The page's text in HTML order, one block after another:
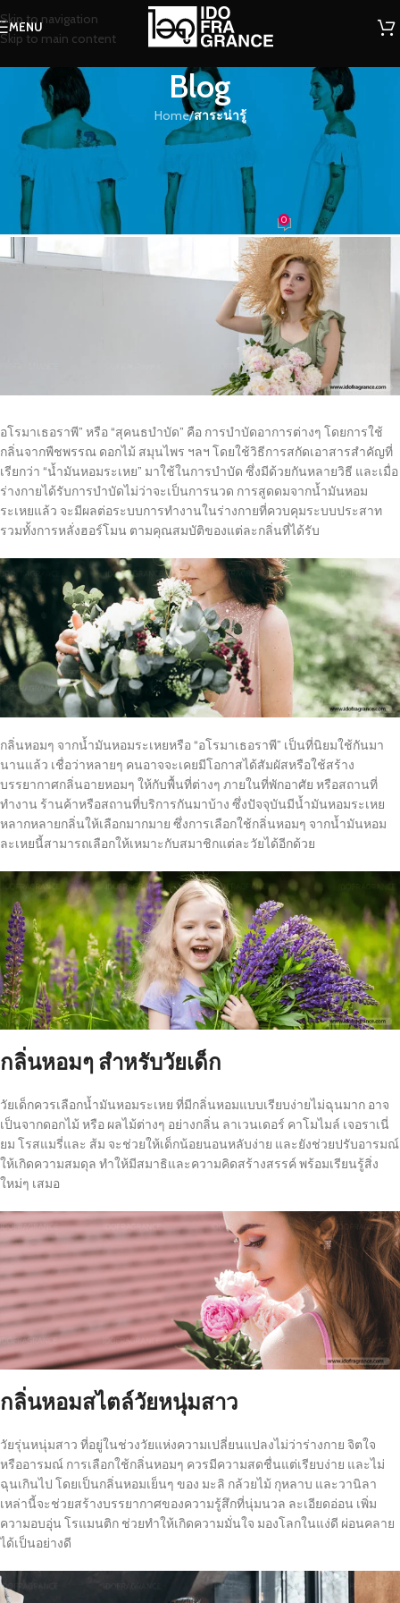
Skip to navigation
Skip to main content
MENU
Blog
Home/สาระน่ารู้
สาระน่ารู้
กลิ่นอายหอมๆ แบบไหนที่เหมาะกับวัย
ของคุณ??
น้องน้ำหอม On 06/05/2018 0
อโรมาเธอราพี” หรือ “สุคนธบำบัด” คือ การบำบัดอาการต่างๆ โดยการใช้
กลิ่นจากพืชพรรณ ดอกไม้ สมุนไพร ฯลฯ โดยใช้วิธีการสกัดเอาสารสำคัญที่
เรียกว่า “น้ำมันหอมระเหย” มาใช้ในการบำบัด ซึ่งมีด้วยกันหลายวิธี และเมื่อ
ร่างกายได้รับการบำบัดไม่ว่าจะเป็นการนวด การสูดดมจากน้ำมันหอม
ระเหยแล้ว จะมีผลต่อระบบการทำงานในร่างกายที่ควบคุมระบบประสาท
รวมทั้งการหลั่งฮอร์โมน ตามคุณสมบัติของแต่ละกลิ่นที่ได้รับ
กลิ่นหอมๆ จากน้ำมันหอมระเหยหรือ “อโรมาเธอราพี” เป็นที่นิยมใช้กันมา
นานแล้ว เชื่อว่าหลายๆ คนอาจจะเคยมีโอกาสได้สัมผัสหรือใช้สร้าง
บรรยากาศกลิ่นอายหอมๆ ให้กับพื้นที่ต่างๆ ภายในที่พักอาศัย หรือสถานที่
ทำงาน ร้านค้าหรือสถานที่บริการกันมาบ้าง ซึ่งปัจจุบันมีน้ำมันหอมระเหย
หลากหลายกลิ่นให้เลือกมากมาย ซึ่งการเลือกใช้กลิ่นหอมๆ จากน้ำมันหอม
ละเหยนี้สามารถเลือกให้เหมาะกับสมาชิกแต่ละวัยได้อีกด้วย
กลิ่นหอมๆ สำหรับวัยเด็ก
วัยเด็กควรเลือกน้ำมันหอมระเหย ที่มีกลิ่นหอมแบบเรียบง่ายไม่ฉุนมาก อาจ
เป็นจากดอกไม้ หรือ ผลไม้ต่างๆ อย่างกลิ่น ลาเวนเดอร์ คาโมไมล์ เจอราเนี่
ยม โรสแมรี่และ ส้ม จะช่วยให้เด็กน้อยนอนหลับง่าย และยังช่วยปรับอารมณ์
ให้เกิดความสมดุล ทำให้มีสมาธิและความคิดสร้างสรรค์ พร้อมเรียนรู้สิ่ง
ใหม่ๆ เสมอ
กลิ่นหอมสไตล์วัยหนุ่มสาว
วัยรุ่นหนุ่มสาว ที่อยู่ในช่วงวัยแห่งความเปลี่ยนแปลงไม่ว่าร่างกาย จิตใจ
หรืออารมณ์ การเลือกใช้กลิ่นหอมๆ ควรมีความสดชื่นแต่เรียบง่าย และไม่
ฉุนเกินไป โดยเป็นกลิ่นหอมเย็นๆ ของ มะลิ กล้วยไม้ กุหลาบ และวานิลา
เหล่านี้จะช่วยสร้างบรรยากาศของความรู้สึกที่นุ่มนวล ละเอียดอ่อน เพิ่ม
ความอบอุ่น โรแมนติก ช่วยทำให้เกิดความมั่นใจ มองโลกในแง่ดี ผ่อนคลาย
ได้เป็นอย่างดี